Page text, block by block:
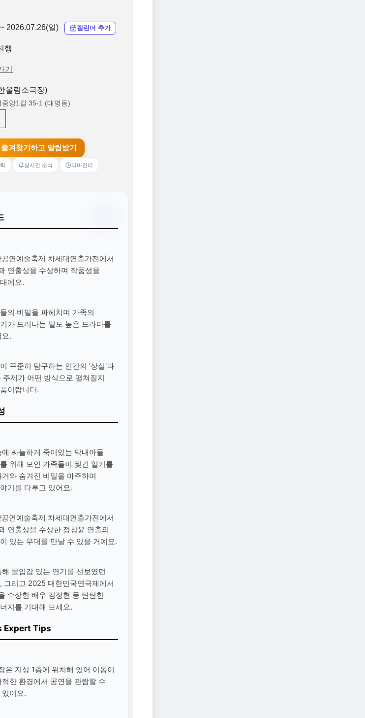
2026.07.26(일) 캘린더 추가
행
기
울림소극장)
앙1길 35-1 (대명동)
즐겨찾기하고 알림받기
실시간 소식 리마인더
연예술축제 차세대연출가전에서
연출상을 수상하며 작품성을
예요.
의 비밀을 파헤치며 가족의
가 드러나는 밀도 높은 드라마를
요.
꾸준히 탐구하는 인간의 '상실'과
주제가 어떤 방식으로 펼쳐질지
이랍니다.
싸늘하게 죽어있는 막내아들
위해 모인 가족들이 찢긴 일기를
와 숨겨진 비밀을 마주하며
기를 다루고 있어요.
연예술축제 차세대연출가전에서
연출상을 수상한 정창윤 연출의
있는 무대를 만날 수 있을 거예요.
몰입감 있는 연기를 선보였던
그리고 2025 대한민국연극제에서
수상한 배우 김정현 등 탄탄한
지를 기대해 보세요.
Expert Tips
은 지상 1층에 위치해 있어 이동이
한 환경에서 공연을 관람할 수
어요.